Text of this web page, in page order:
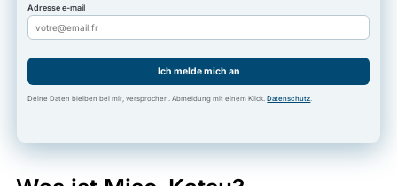
Adresse e-mail
Ich melde mich an
Deine Daten bleiben bei mir, versprochen. Abmeldung mit einem Klick.Datenschutz